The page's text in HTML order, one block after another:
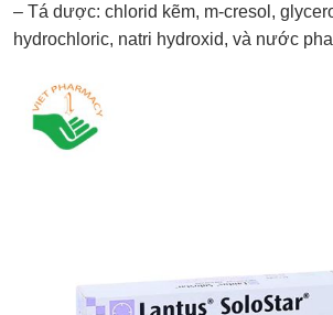
– Tá dược: chlorid kẽm, m-cresol,
hydrochloric, natri hydroxid, và nước